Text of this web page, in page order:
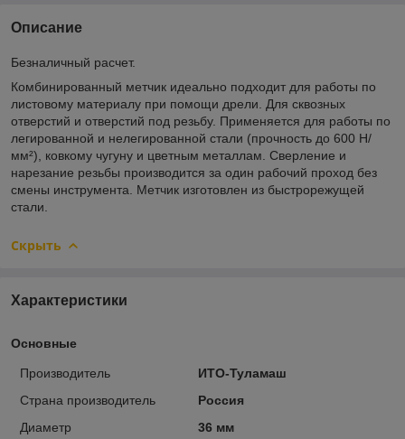
Описание
Безналичный расчет.
Комбинированный метчик идеально подходит для работы по
листовому материалу при помощи дрели. Для сквозных
отверстий и отверстий под резьбу. Применяется для работы по
легированной и нелегированной стали (прочность до 600 Н/
мм²), ковкому чугуну и цветным металлам. Сверление и
нарезание резьбы производится за один рабочий проход без
смены инструмента. Метчик изготовлен из быстрорежущей
стали.
Скрыть
Характеристики
Основные
Производитель
ИТО-Туламаш
Страна производитель
Россия
Диаметр
36 мм